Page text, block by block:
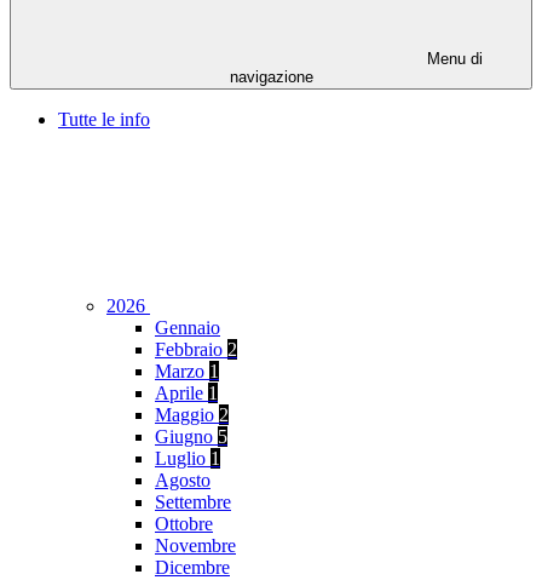
Menu di
navigazione
Tutte le info
2026
Gennaio
Febbraio 2
Marzo 1
Aprile 1
Maggio 2
Giugno 5
Luglio 1
Agosto
Settembre
Ottobre
Novembre
Dicembre